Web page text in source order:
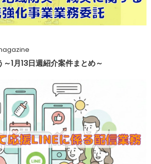
1月13日週紹介案件まとめ～